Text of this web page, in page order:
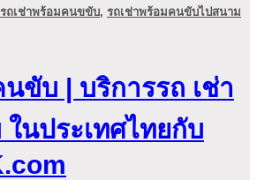
รถเช่าพร้อมคนขขับ, รถเช่าพร้อมคนขับไปสนาม
ขับ | บริการรถ เช่า
นประเทศไทยกับ